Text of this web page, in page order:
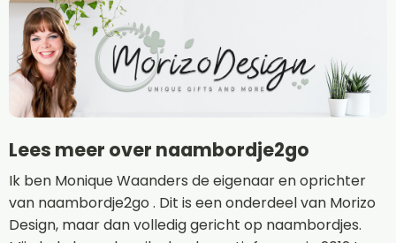
Lees meer over naambordje2go
Ik ben Monique Waanders de eigenaar en oprichter
van naambordje2go . Dit is een onderdeel van Morizo
Design, maar dan volledig gericht op naambordjes.